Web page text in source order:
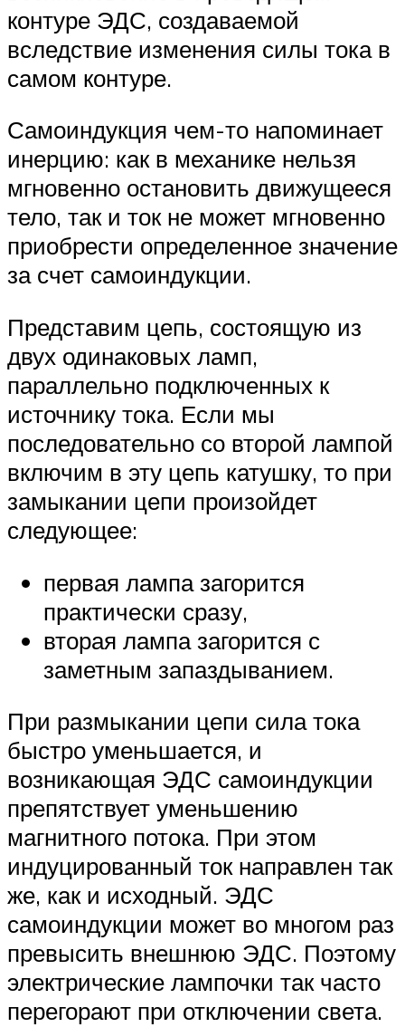
контуре ЭДС, создаваемой
вследствие изменения силы тока в
самом контуре.
Самоиндукция чем-то напоминает
инерцию: как в механике нельзя
мгновенно остановить движущееся
тело, так и ток не может мгновенно
приобрести определенное значение
за счет самоиндукции.
Представим цепь, состоящую из
двух одинаковых ламп,
параллельно подключенных к
источнику тока. Если мы
последовательно со второй лампой
включим в эту цепь катушку, то при
замыкании цепи произойдет
следующее:
первая лампа загорится
практически сразу,
вторая лампа загорится с
заметным запаздыванием.
При размыкании цепи сила тока
быстро уменьшается, и
возникающая ЭДС самоиндукции
препятствует уменьшению
магнитного потока. При этом
индуцированный ток направлен так
же, как и исходный. ЭДС
самоиндукции может во многом раз
превысить внешнюю ЭДС. Поэтому
электрические лампочки так часто
перегорают при отключении света.